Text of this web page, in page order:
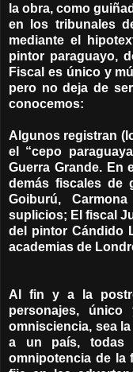
la obra, como
en los tribunales
mediante el
pintor paraguayo,
Fiscal es único y
pero no deja de
conocemos:
Algunos registran
el “cepo
Guerra Grande. En
demás fiscales de
Goiburú,
suplicios; El fiscal
del pintor Cándido
academias de
Al fin y a la
personajes,
omnisciencia, sea
a un país, todas
omnipotencia de la